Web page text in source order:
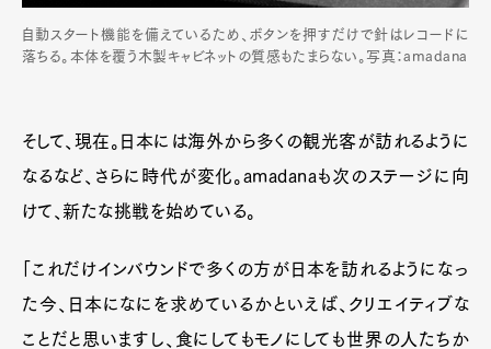
自動スタート機能を備えているため、ボタンを押すだけで針はレコードに
落ちる。本体を覆う木製キャビネットの質感もたまらない。写真：amadana
そして、現在。日本には海外から多くの観光客が訪れるように
なるなど、さらに時代が変化。amadanaも次のステージに向
けて、新たな挑戦を始めている。
「これだけインバウンドで多くの方が日本を訪れるようになっ
た今、日本になにを求めているかといえば、クリエイティブな
ことだと思いますし、食にしてもモノにしても世界の人たちか